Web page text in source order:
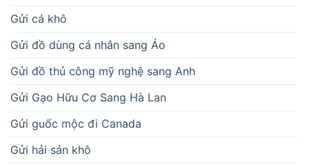
Gửi cá khô
Gửi đồ dùng cá nhân sang Áo
Gửi đồ thủ công mỹ nghệ sang Anh
Gửi Gạo Hữu Cơ Sang Hà Lan
Gửi guốc mộc đi Canada
Gửi hải sản khô